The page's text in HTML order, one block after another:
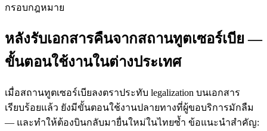
กรอบกฎหมาย
หลังรับเอกสารคืนจากสถานทูตเซอร์เบีย —
ขั้นตอนใช้งานในต่างประเทศ
เมื่อสถานทูตเซอร์เบียลงตราประทับ legalization บนเอกสาร
เรียบร้อยแล้ว ยังมีขั้นตอนใช้งานปลายทางที่ผู้ขอบริการมักลืม
— และทำให้ต้องบินกลับมายื่นใหม่ในไทยซ้ำ ข้อแนะนำสำคัญ: